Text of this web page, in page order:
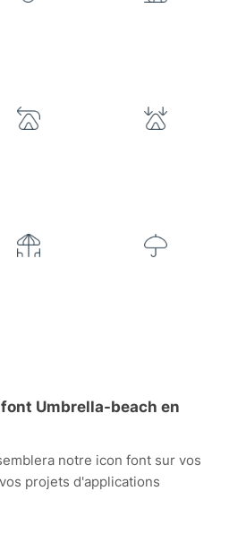
Umbrella-beach en
notre icon font sur vos
projets d'applications